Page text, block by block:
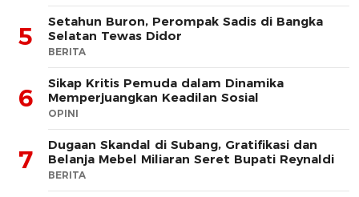
5
Setahun Buron, Perompak Sadis di Bangka
Selatan Tewas Didor
BERITA
6
Sikap Kritis Pemuda dalam Dinamika
Memperjuangkan Keadilan Sosial
OPINI
7
Dugaan Skandal di Subang, Gratifikasi dan
Belanja Mebel Miliaran Seret Bupati Reynaldi
BERITA